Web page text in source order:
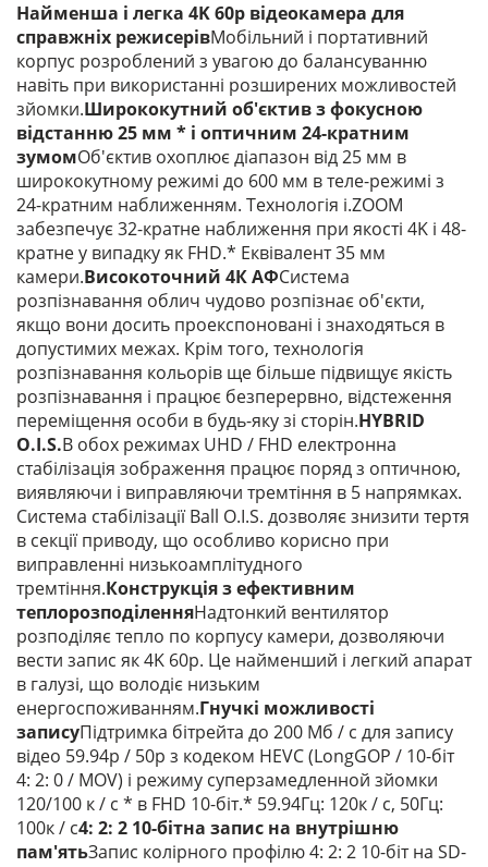
Найменша і легка 4K 60p відеокамера для
справжніх режисерівМобільний і портативний
корпус розроблений з увагою до балансуванню
навіть при використанні розширених можливостей
зйомки.Ширококутний об'єктив з фокусною
відстанню 25 мм * і оптичним 24-кратним
зумомОб'єктив охоплює діапазон від 25 мм в
ширококутному режимі до 600 мм в теле-режимі з
24-кратним наближенням. Технологія i.ZOOM
забезпечує 32-кратне наближення при якості 4K і 48-
кратне у випадку як FHD.* Еквівалент 35 мм
камери.Високоточний 4К АФСистема
розпізнавання облич чудово розпізнає об'єкти,
якщо вони досить проекспоновані і знаходяться в
допустимих межах. Крім того, технологія
розпізнавання кольорів ще більше підвищує якість
розпізнавання і працює безперервно, відстеження
переміщення особи в будь-яку зі сторін.HYBRID
O.I.S.В обох режимах UHD / FHD електронна
стабілізація зображення працює поряд з оптичною,
виявляючи і виправляючи тремтіння в 5 напрямках.
Система стабілізації Ball O.I.S. дозволяє знизити тертя
в секції приводу, що особливо корисно при
виправленні низькоамплітудного
тремтіння.Конструкція з ефективним
теплорозподіленняНадтонкий вентилятор
розподіляє тепло по корпусу камери, дозволяючи
вести запис як 4K 60p. Це найменший і легкий апарат
в галузі, що володіє низьким
енергоспоживанням.Гнучкі можливості
записуПідтримка бітрейта до 200 Мб / с для запису
відео 59.94p / 50p з кодеком HEVC (LongGOP / 10-біт
4: 2: 0 / MOV) і режиму суперзамедленной зйомки
120/100 к / с * в FHD 10-біт.* 59.94Гц: 120к / с, 50Гц:
100к / с4: 2: 2 10-бітна запис на внутрішню
пам'ятьЗапис колірного профілю 4: 2: 2 10-біт на SD-